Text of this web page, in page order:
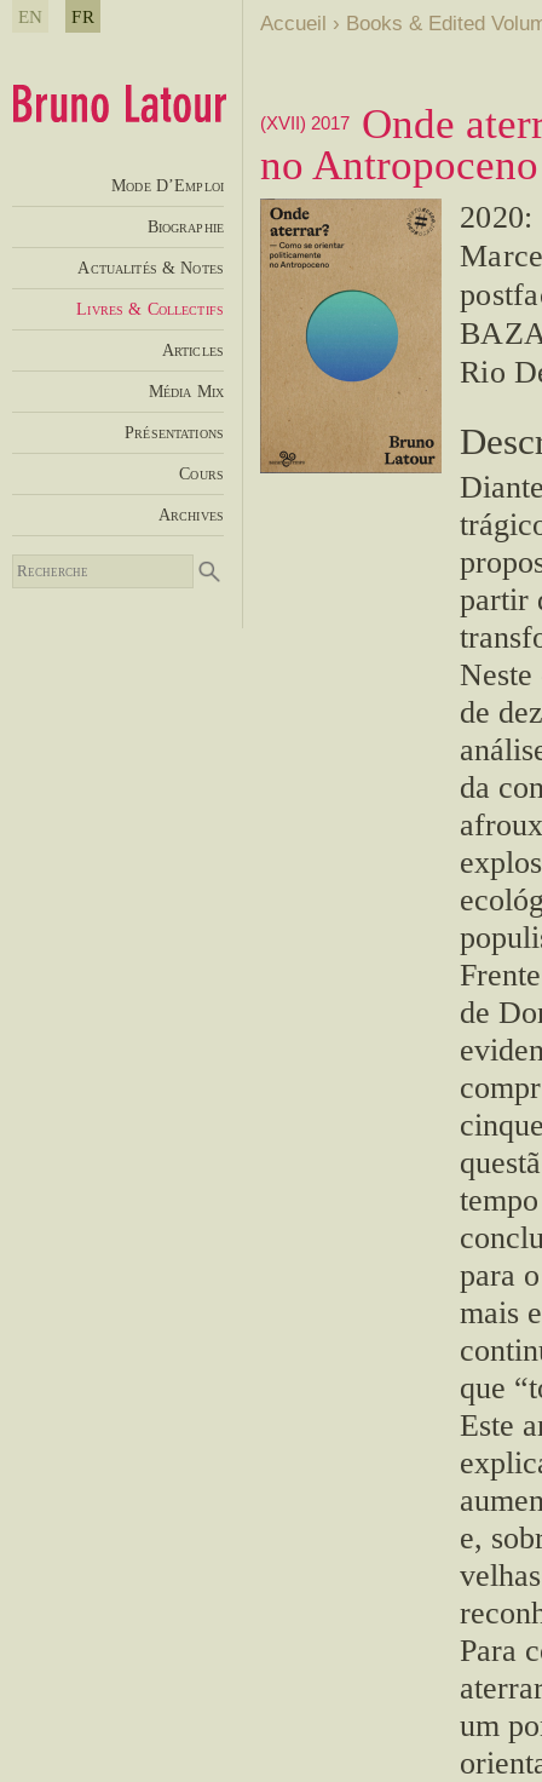
Accueil › Books & Edited
(XVII) 2017
Onde
no Antropoceno
2020:
Rio
partir
de
da
de
para
mais
que
Este
e,
Para
um
EN FR
Mode D’Emploi
Biographie
Actualités & Notes
Livres & Collectifs
Articles
Média Mix
Présentations
Cours
Archives